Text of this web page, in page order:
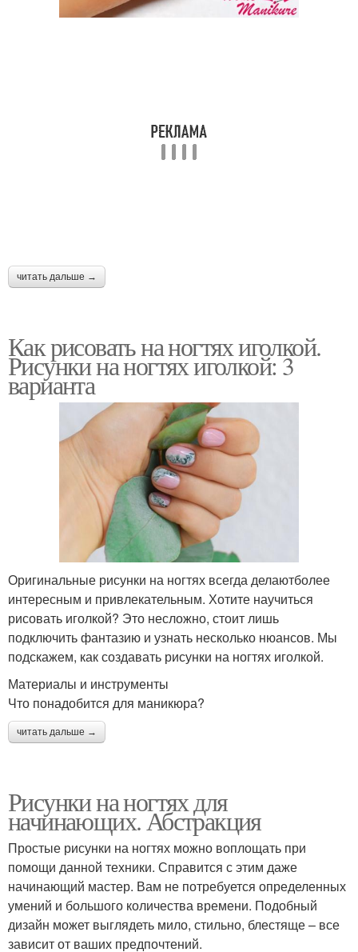
читать дальше →
Как рисовать на ногтях иголкой.
Рисунки на ногтях иголкой: 3
варианта
Оригинальные рисунки на ногтях всегда делаютболее
интересным и привлекательным. Хотите научиться
рисовать иголкой? Это несложно, стоит лишь
подключить фантазию и узнать несколько нюансов. Мы
подскажем, как создавать рисунки на ногтях иголкой.
Материалы и инструменты
Что понадобится для маникюра?
читать дальше →
Рисунки на ногтях для
начинающих. Абстракция
Простые рисунки на ногтях можно воплощать при
помощи данной техники. Справится с этим даже
начинающий мастер. Вам не потребуется определенных
умений и большого количества времени. Подобный
дизайн может выглядеть мило, стильно, блестяще – все
зависит от ваших предпочтений.